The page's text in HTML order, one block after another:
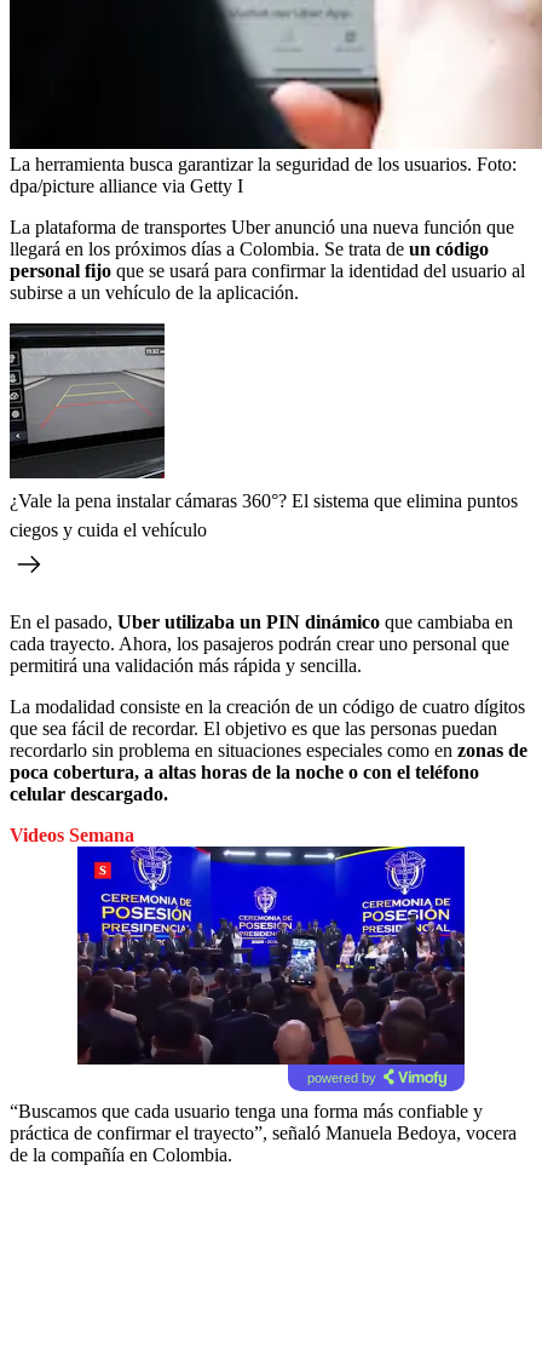
La herramienta busca garantizar la seguridad de los usuarios. Foto:
dpa/picture alliance via Getty I
La plataforma de transportes Uber anunció una nueva función que
llegará en los próximos días a Colombia. Se trata de un código
personal fijo que se usará para confirmar la identidad del usuario al
subirse a un vehículo de la aplicación.
¿Vale la pena instalar cámaras 360°? El sistema que elimina puntos
ciegos y cuida el vehículo
En el pasado, Uber utilizaba un PIN dinámico que cambiaba en
cada trayecto. Ahora, los pasajeros podrán crear uno personal que
permitirá una validación más rápida y sencilla.
La modalidad consiste en la creación de un código de cuatro dígitos
que sea fácil de recordar. El objetivo es que las personas puedan
recordarlo sin problema en situaciones especiales como en zonas de
poca cobertura, a altas horas de la noche o con el teléfono
celular descargado.
Videos Semana
powered by
“Buscamos que cada usuario tenga una forma más confiable y
práctica de confirmar el trayecto”, señaló Manuela Bedoya, vocera
de la compañía en Colombia.